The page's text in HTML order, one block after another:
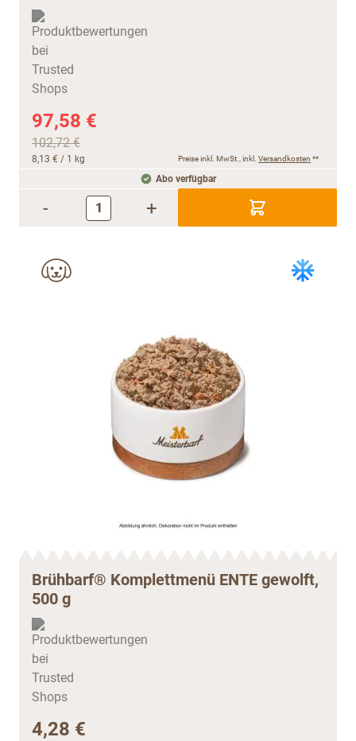
97,58 €
102,72 €
8,13 € / 1 kg Preise inkl. MwSt., inkl. Versandkosten **
Abo verfügbar
- +
Brühbarf® Komplettmenü ENTE gewolft,
500 g
4,28 €